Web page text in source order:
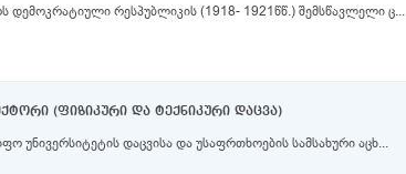
დემოკრატიული რესპუბლიკის (1918- 1921წწ.) შემსწავლელი ც...
(ფიზიკური და ტექნიკური დაცვა)
უნივერსიტეტის დაცვისა და უსაფრთხოების სამსახური აცხ...